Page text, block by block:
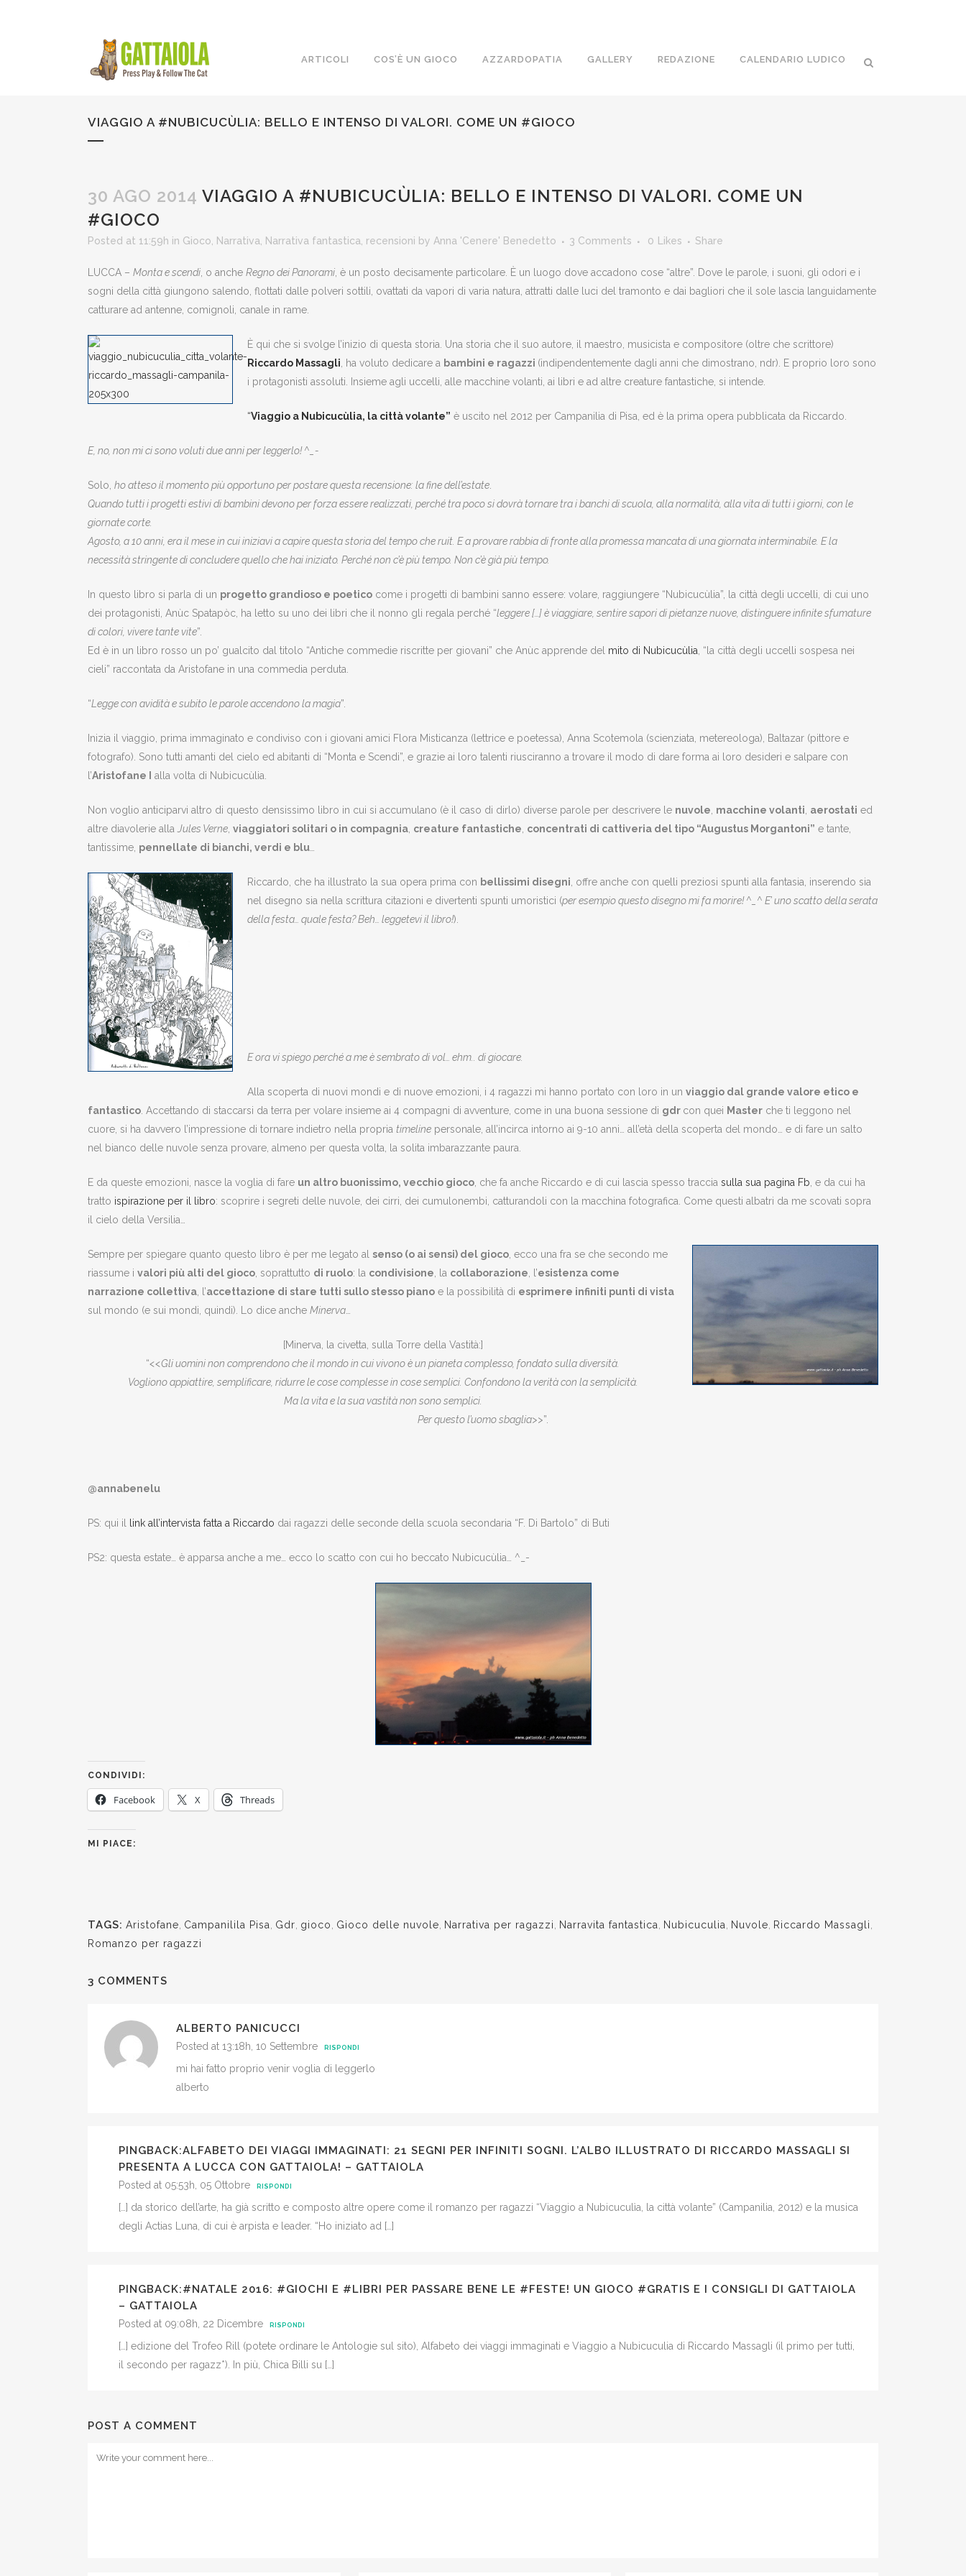
ARTICOLI COS’È UN GIOCO AZZARDOPATIA GALLERY REDAZIONE CALENDARIO LUDICO
VIAGGIO A #NUBICUCÙLIA: BELLO E INTENSO DI VALORI. COME UN #GIOCO
30 AGO 2014 VIAGGIO A #NUBICUCÙLIA: BELLO E INTENSO DI VALORI. COME UN
#GIOCO
Posted at 11:59h in Gioco Narrativa Narrativa fantastica recensioni by Anna 'Cenere' Benedetto 3 Comments 0 Likes Share
LUCCA – Monta e scendi , o anche Regno dei Panorami , è un posto decisamente particolare. È un luogo dove accadono cose “altre”. Dove le parole, i suoni, gli odori e i
sogni della città giungono salendo, flottati dalle polveri sottili, ovattati da vapori di varia natura, attratti dalle luci del tramonto e dai bagliori che il sole lascia languidamente
catturare ad antenne, comignoli, canale in rame.
È qui che si svolge l’inizio di questa storia. Una storia che il suo autore, il maestro, musicista e compositore (oltre che scrittore)
Riccardo Massagli , ha voluto dedicare a bambini e ragazzi (indipendentemente dagli anni che dimostrano, ndr). E proprio loro sono
i protagonisti assoluti. Insieme agli uccelli, alle macchine volanti, ai libri e ad altre creature fantastiche, si intende.
“Viaggio a Nubicucùlia, la città volante” è uscito nel 2012 per Campanilia di Pisa, ed è la prima opera pubblicata da Riccardo.
E, no, non mi ci sono voluti due anni per leggerlo! ^_-
Solo, ho atteso il momento più opportuno per postare questa recensione: la fine dell’estate
Quando tutti i progetti estivi di bambini devono per forza essere realizzati, perché tra poco si dovrà tornare tra i banchi di scuola, alla normalità, alla vita di tutti i giorni, con le
giornate corte.
Agosto, a 10 anni, era il mese in cui iniziavi a capire questa storia del tempo che ruit. E a provare rabbia di fronte alla promessa mancata di una giornata interminabile. E la
necessità stringente di concludere quello che hai iniziato. Perché non c’è più tempo. Non c’è già più tempo.
In questo libro si parla di un progetto grandioso e poetico come i progetti di bambini sanno essere: volare, raggiungere “Nubicucùlia”, la città degli uccelli, di cui uno
dei protagonisti, Anùc Spatapòc, ha letto su uno dei libri che il nonno gli regala perché “leggere […] è viaggiare, sentire sapori di pietanze nuove, distinguere infinite sfumature
di colori, vivere tante vite”.
Ed è in un libro rosso un po’ gualcito dal titolo “Antiche commedie riscritte per giovani” che Anùc apprende del mito di Nubicucùlia , “la città degli uccelli sospesa nei
cieli” raccontata da Aristofane in una commedia perduta.
“Legge con avidità e subito le parole accendono la magia”.
Inizia il viaggio, prima immaginato e condiviso con i giovani amici Flora Misticanza (lettrice e poetessa), Anna Scotemola (scienziata, metereologa), Baltazar (pittore e
fotografo). Sono tutti amanti del cielo ed abitanti di “Monta e Scendi”, e grazie ai loro talenti riusciranno a trovare il modo di dare forma ai loro desideri e salpare con
l’Aristofane I alla volta di Nubicucùlia.
Non voglio anticiparvi altro di questo densissimo libro in cui si accumulano (è il caso di dirlo) diverse parole per descrivere le nuvole macchine volanti aerostati ed
altre diavolerie alla Jules Verne viaggiatori solitari o in compagnia creature fantastiche concentrati di cattiveria del tipo “Augustus Morgantoni” e tante,
tantissime, pennellate di bianchi, verdi e blu
Riccardo, che ha illustrato la sua opera prima con bellissimi disegni , offre anche con quelli preziosi spunti alla fantasia, inserendo sia
nel disegno sia nella scrittura citazioni e divertenti spunti umoristici (per esempio questo disegno mi fa morire! ^_^ E’ uno scatto della serata
della festa… quale festa? Beh… leggetevi il libro!).
E ora vi spiego perché a me è sembrato di vol… ehm.. di giocare.
Alla scoperta di nuovi mondi e di nuove emozioni, i 4 ragazzi mi hanno portato con loro in un viaggio dal grande valore etico e
fantastico . Accettando di staccarsi da terra per volare insieme ai 4 compagni di avventure, come in una buona sessione di gdr con quei Master che ti leggono nel
cuore, si ha davvero l’impressione di tornare indietro nella propria timeline personale, all’incirca intorno ai 9-10 anni… all’età della scoperta del mondo… e di fare un salto
nel bianco delle nuvole senza provare, almeno per questa volta, la solita imbarazzante paura.
E da queste emozioni, nasce la voglia di fare un altro buonissimo, vecchio gioco , che fa anche Riccardo e di cui lascia spesso traccia sulla sua pagina Fb , e da cui ha
tratto ispirazione per il libro: scoprire i segreti delle nuvole, dei cirri, dei cumulonembi, catturandoli con la macchina fotografica. Come questi albatri da me scovati sopra
il cielo della Versilia…
Sempre per spiegare quanto questo libro è per me legato al senso (o ai sensi) del gioco , ecco una fra se che secondo me
riassume i valori più alti del gioco , soprattutto di ruolo: la condivisione , la collaborazione , l’esistenza come
narrazione collettiva , l’accettazione di stare tutti sullo stesso piano e la possibilità di esprimere infiniti punti di vista
sul mondo (e sui mondi, quindi). Lo dice anche Minerva
[Minerva, la civetta, sulla Torre della Vastità:]
“<<Gli uomini non comprendono che il mondo in cui vivono è un pianeta complesso, fondato sulla diversità.
Vogliono appiattire, semplificare, ridurre le cose complesse in cose semplici. Confondono la verità con la semplicità.
Ma la vita e la sua vastità non sono semplici.
Per questo l’uomo sbaglia>>”.
@annabenelu
PS: qui il link all’intervista fatta a Riccardo dai ragazzi delle seconde della scuola secondaria “F. Di Bartolo” di Buti
PS2: questa estate… è apparsa anche a me… ecco lo scatto con cui ho beccato Nubicucùlia… ^_-
CONDIVIDI:
Facebook X Threads
MI PIACE:
TAGS: Aristofane, Campanilila Pisa, Gdr, gioco, Gioco delle nuvole, Narrativa per ragazzi, Narravita fantastica, Nubicuculia, Nuvole, Riccardo Massagli,
Romanzo per ragazzi
3 COMMENTS
ALBERTO PANICUCCI
Posted at 13:18h, 10 Settembre RISPONDI
mi hai fatto proprio venir voglia di leggerlo
alberto
PINGBACK:ALFABETO DEI VIAGGI IMMAGINATI: 21 SEGNI PER INFINITI SOGNI. L’ALBO ILLUSTRATO DI RICCARDO MASSAGLI SI
PRESENTA A LUCCA CON GATTAIOLA! – GATTAIOLA
Posted at 05:53h, 05 Ottobre RISPONDI
[…] da storico dell’arte, ha già scritto e composto altre opere come il romanzo per ragazzi “Viaggio a Nubicuculìa, la città volante” (Campanilia, 2012) e la musica
degli Actias Luna, di cui è arpista e leader. “Ho iniziato ad […]
PINGBACK:#NATALE 2016: #GIOCHI E #LIBRI PER PASSARE BENE LE #FESTE! UN GIOCO #GRATIS E I CONSIGLI DI GATTAIOLA
– GATTAIOLA
Posted at 09:08h, 22 Dicembre RISPONDI
[…] edizione del Trofeo Rill (potete ordinare le Antologie sul sito), Alfabeto dei viaggi immaginati e Viaggio a Nubicuculia di Riccardo Massagli (il primo per tutti,
il secondo per ragazz*). In più, Chica Billi su […]
POST A COMMENT